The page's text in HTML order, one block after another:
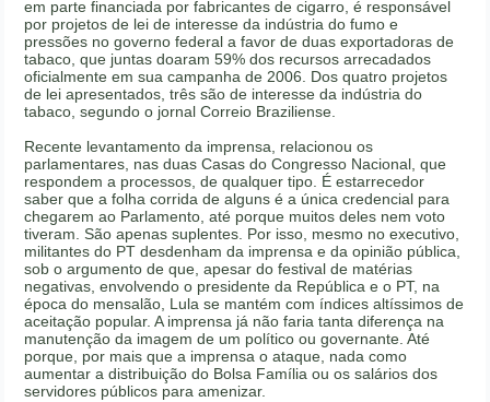
em parte financiada por fabricantes de cigarro, é responsável
por projetos de lei de interesse da indústria do fumo e
pressões no governo federal a favor de duas exportadoras de
tabaco, que juntas doaram 59% dos recursos arrecadados
oficialmente em sua campanha de 2006. Dos quatro projetos
de lei apresentados, três são de interesse da indústria do
tabaco, segundo o jornal Correio Braziliense.
Recente levantamento da imprensa, relacionou os
parlamentares, nas duas Casas do Congresso Nacional, que
respondem a processos, de qualquer tipo. É estarrecedor
saber que a folha corrida de alguns é a única credencial para
chegarem ao Parlamento, até porque muitos deles nem voto
tiveram. São apenas suplentes. Por isso, mesmo no executivo,
militantes do PT desdenham da imprensa e da opinião pública,
sob o argumento de que, apesar do festival de matérias
negativas, envolvendo o presidente da República e o PT, na
época do mensalão, Lula se mantém com índices altíssimos de
aceitação popular. A imprensa já não faria tanta diferença na
manutenção da imagem de um político ou governante. Até
porque, por mais que a imprensa o ataque, nada como
aumentar a distribuição do Bolsa Família ou os salários dos
servidores públicos para amenizar.